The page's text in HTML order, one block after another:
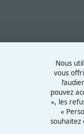
Nous
vous
pouvez
», les
«
souhaitez